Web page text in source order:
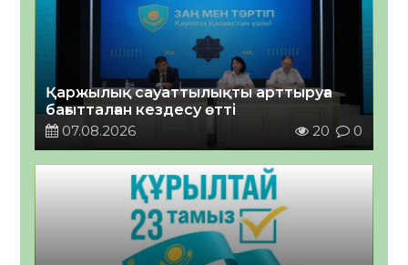
Қаржылық сауаттылықты арттыруға
бағытталған кездесу өтті
07.08.2026
20 0